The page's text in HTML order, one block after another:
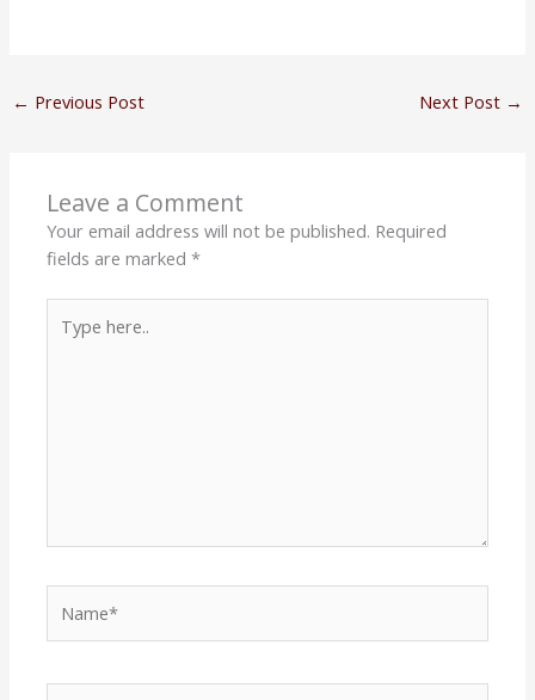
← Previous Post Next Post →
Leave a Comment
Your email address will not be published. Required
fields are marked*
here..